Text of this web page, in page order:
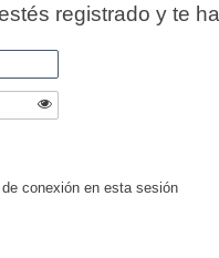
registrado y te
conexión en esta sesión